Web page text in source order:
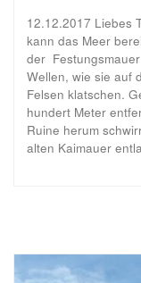
12.12.2017 Liebes
kann das Meer
der
Wellen, wie sie auf
Felsen klatschen.
hundert Meter
Ruine herum
alten Kaimauer